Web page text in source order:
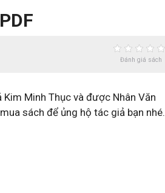
Đánh giá sách
Minh Thục và được Nhân Văn
sách để ủng hộ tác giả bạn nhé.